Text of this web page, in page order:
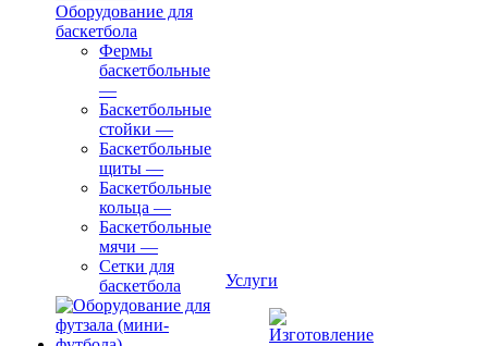
Оборудование для
баскетбола
Фермы
баскетбольные
—
Баскетбольные
стойки —
Баскетбольные
щиты —
Баскетбольные
кольца —
Баскетбольные
мячи —
Сетки для
баскетбола
Услуги